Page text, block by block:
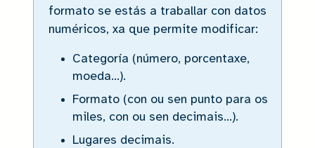
formato se estás a traballar con datos
numéricos, xa que permite modificar:
Categoría (número, porcentaxe,
moeda...).
Formato (con ou sen punto para os
miles, con ou sen decimais...).
Lugares decimais.